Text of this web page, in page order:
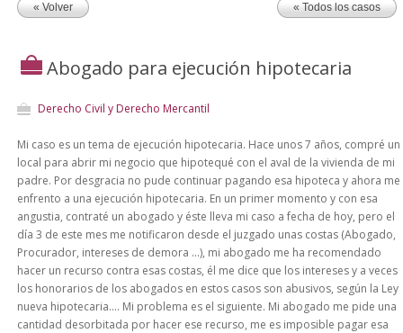
« Volver « Todos los casos
Abogado para ejecución hipotecaria
Derecho Civil y Derecho Mercantil
Mi caso es un tema de ejecución hipotecaria. Hace unos 7 años, compré un
local para abrir mi negocio que hipotequé con el aval de la vivienda de mi
padre. Por desgracia no pude continuar pagando esa hipoteca y ahora me
enfrento a una ejecución hipotecaria. En un primer momento y con esa
angustia, contraté un abogado y éste lleva mi caso a fecha de hoy, pero el
día 3 de este mes me notificaron desde el juzgado unas costas (Abogado,
Procurador, intereses de demora ...), mi abogado me ha recomendado
hacer un recurso contra esas costas, él me dice que los intereses y a veces
los honorarios de los abogados en estos casos son abusivos, según la Ley
nueva hipotecaria.... Mi problema es el siguiente. Mi abogado me pide una
cantidad desorbitada por hacer ese recurso, me es imposible pagar esa